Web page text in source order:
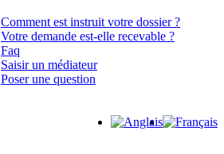
Comment est instruit votre dossier ?
Votre demande est-elle recevable ?
Faq
Saisir un médiateur
Poser une question